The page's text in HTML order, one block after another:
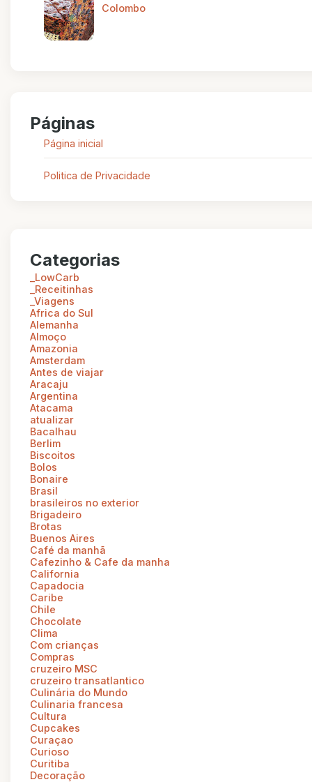
Colombo
Páginas
Página inicial
Politica de Privacidade
Categorias
_LowCarb
_Receitinhas
_Viagens
Africa do Sul
Alemanha
Almoço
Amazonia
Amsterdam
Antes de viajar
Aracaju
Argentina
Atacama
atualizar
Bacalhau
Berlim
Biscoitos
Bolos
Bonaire
Brasil
brasileiros no exterior
Brigadeiro
Brotas
Buenos Aires
Café da manhã
Cafezinho & Cafe da manha
California
Capadocia
Caribe
Chile
Chocolate
Clima
Com crianças
Compras
cruzeiro MSC
cruzeiro transatlantico
Culinária do Mundo
Culinaria francesa
Cultura
Cupcakes
Curaçao
Curioso
Curitiba
Decoração